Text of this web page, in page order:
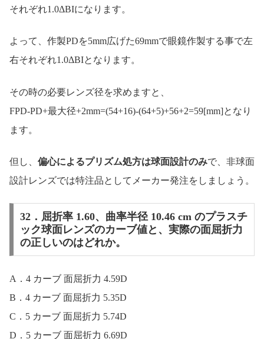
それぞれ1.0ΔBIになります。
よって、作製PDを5mm広げた69mmで眼鏡作製する事で左
右それぞれ1.0ΔBIとなります。
その時の必要レンズ径を求めますと、
FPD-PD+最大径+2mm=(54+16)-(64+5)+56+2=59[mm]となり
ます。
但し、 偏心によるプリズム処方は球面設計のみで、非球面
設計レンズでは特注品としてメーカー発注をしましょう。
32．屈折率 1.60、曲率半径 10.46 cm のプラスチ
ック球面レンズのカーブ値と、実際の面屈折力
の正しいのはどれか。
A．4 カーブ 面屈折力 4.59D
B．4 カーブ 面屈折力 5.35D
C．5 カーブ 面屈折力 5.74D
D．5 カーブ 面屈折力 6.69D